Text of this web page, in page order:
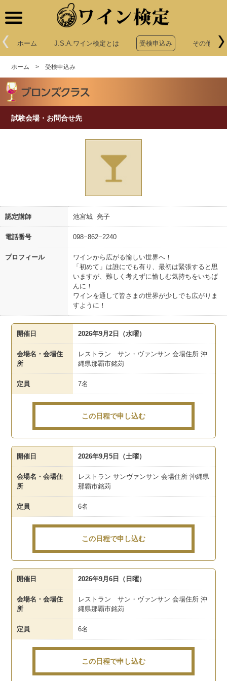
ホーム J.S.A.ワイン検定とは 受検申込み その他申込
ホーム >受検申込み
試験会場・お問合せ先
認定講師 池宮城 亮子
電話番号 098−862−2240
プロフィール
ワインから広がる愉しい世界へ！
「初めて」は誰にでも有り、最初は緊張すると思
いますが、難しく考えずに愉しむ気持ちをいちば
んに！
ワインを通して皆さまの世界が少しでも広がりま
すように！
開催日 2026年9月2日（水曜）
会場名・会場住
所
レストラン サン・ヴァンサン 会場住所 沖
縄県那覇市銘苅
定員 7名
この日程で申し込む
開催日 2026年9月5日（土曜）
会場名・会場住
所
レストラン サンヴァンサン 会場住所 沖縄県
那覇市銘苅
定員 6名
この日程で申し込む
開催日 2026年9月6日（日曜）
会場名・会場住
所
レストラン サン・ヴァンサン 会場住所 沖
縄県那覇市銘苅
定員 6名
この日程で申し込む